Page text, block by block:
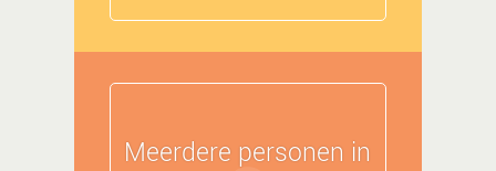
Meerdere personen in